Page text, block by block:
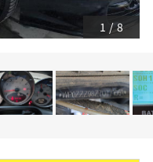
1 /8